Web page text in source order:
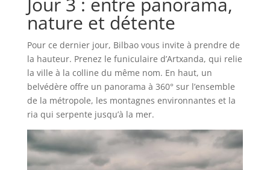
nature et détente
Pour ce dernier jour, Bilbao vous invite à prendre de
la hauteur. Prenez le funiculaire d’Artxanda, qui relie
la ville à la colline du même nom. En haut, un
belvédère offre un panorama à 360° sur l’ensemble
de la métropole, les montagnes environnantes et la
ria qui serpente jusqu’à la mer.